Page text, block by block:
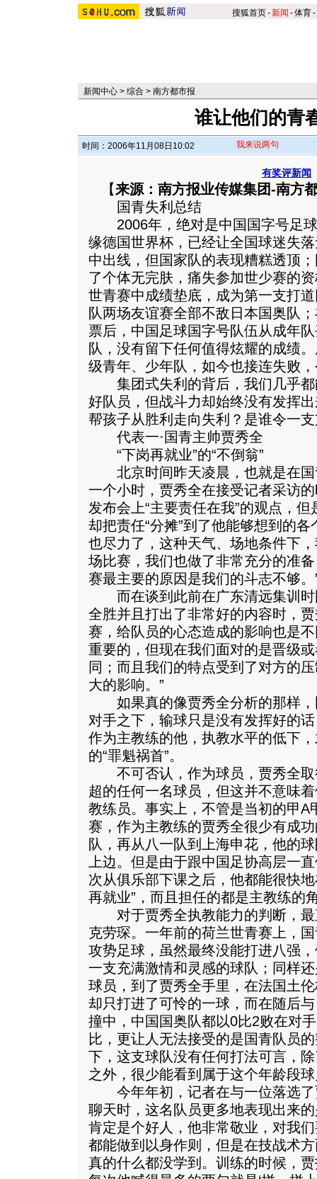
搜狐首页-新闻 -体育-
新闻中心 > 综合 > 南方都市报
谁让他们的青
时间：2006年11月08日10:02 我来说两句
有奖评新闻
【来源：南方报业传媒集团-南方
国青失利总结
2006年，绝对是中国国字号足球
缘德国世界杯，已经让全国球迷失
中出线，但国家队的表现糟糕透顶
了个体无完肤，痛失参加世少赛的
世青赛中成绩垫底，成为第一支打
队两场友谊赛全部不敌日本国奥队
票后，中国足球国字号队伍从成年
队，没有留下任何值得炫耀的成绩。
级青年、少年队，如今也接连失败
集团式失利的背后，我们几乎都
好队员，但战斗力却始终没有发挥
帮孩子从胜利走向失利？是谁令一
代表一·国青主帅贾秀全
“下岗再就业”的“不倒翁”
北京时间昨天凌晨，也就是在国
一个小时，贾秀全在接受记者采访
发布会上“主要责任在我”的观点，
却把责任“分摊”到了他能够想到的
也尽力了，这种天气、场地条件下
场比赛，我们也做了非常充分的准
赛最主要的原因是我们的斗志不够。
而在谈到此前在广东清远集训时
全胜并且打出了非常好的内容时，
赛，给队员的心态造成的影响也是
重要的，但现在我们面对的是晋级
同；而且我们的特点受到了对方的
大的影响。”
如果真的像贾秀全分析的那样，
对手之下，输球只是没有发挥好的
作为主教练的他，执教水平的低下
的“罪魁祸首”。
不可否认，作为球员，贾秀全取
超的任何一名球员，但这并不意味
教练员。事实上，不管是当初的甲A
赛，作为主教练的贾秀全很少有成
队，再从八一队到上海申花，他的
上边。但是由于跟中国足协高层一
次从俱乐部下课之后，他都能很快
再就业”，而且担任的都是主教练的
对于贾秀全执教能力的判断，最
克劳琛。一年前的荷兰世青赛上，
攻势足球，虽然最终没能打进八强
一支充满激情和灵感的球队；同样
球员，到了贾秀全手里，在法国土
却只打进了可怜的一球，而在随后
撞中，中国国奥队都以0比2败在对
比，更让人无法接受的是国青队员
下，这支球队没有任何打法可言，
之外，很少能看到属于这个年龄段
今年年初，记者在与一位落选了
聊天时，这名队员更多地表现出来
肯定是个好人，他非常敬业，对我
都能做到以身作则，但是在技战术
真的什么都没学到。训练的时候，